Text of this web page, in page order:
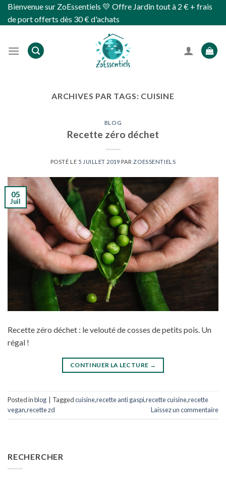
SkipBienvenue sur ZoEssentiels 💛 Offre Jardin tout à 2 € + frais
de port offerts dès 30 € d'achats
ARCHIVES PAR TAGS: CUISINE
BLOG
Recette zéro déchet
POSTÉ LE 5 JUILLET 2019 PARZOESSENTIELS
05
Juil
Recette zéro déchet : le velouté de cosses de petits pois. Un
régal !
CONTINUER LA LECTURE →
Posted inblog Taggedcuisine,recette anti gaspi,recette cuisine,recette
vegan,recette zd Laissez un commentaire
RECHERCHER